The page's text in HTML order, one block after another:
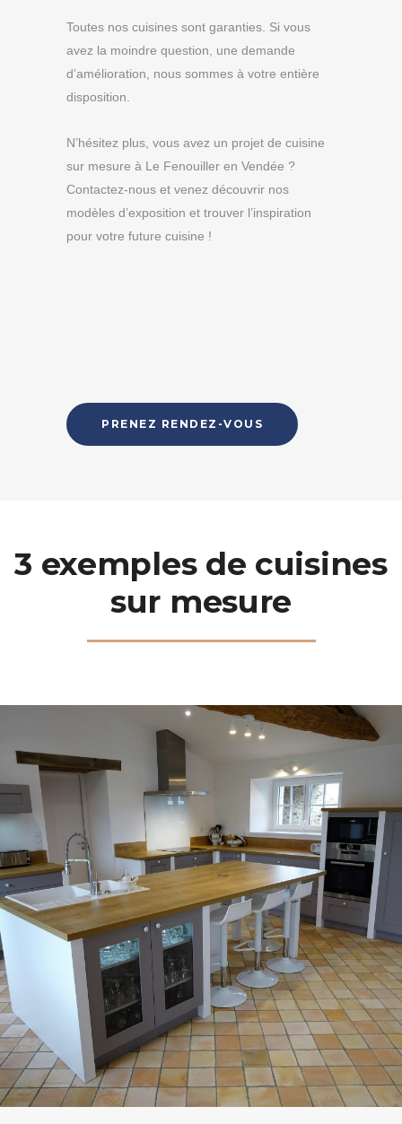
Toutes nos cuisines sont garanties. Si vous
avez la moindre question, une demande
d’amélioration, nous sommes à votre entière
disposition.
N’hésitez plus, vous avez un projet de cuisine
sur mesure à Le Fenouiller en Vendée ?
Contactez-nous et venez découvrir nos
modèles d’exposition et trouver l’inspiration
pour votre future cuisine !
PRENEZ RENDEZ-VOUS
3 exemples de cuisines
sur mesure